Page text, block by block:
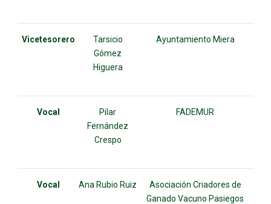
Vicetesorero
Tarsicio
Gómez
Higuera
Ayuntamiento Miera
Vocal
Pilar
Fernández
Crespo
FADEMUR
Vocal Ana Rubio Ruiz
Asociación Criadores de
Ganado Vacuno Pasiegos